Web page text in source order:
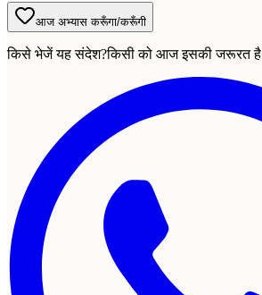
आज अभ्यास करूँगा/करूँगी
किसे भेजें यह संदेश?किसी को आज इसकी जरूरत है